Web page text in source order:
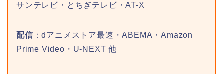
サンテレビ・とちぎテレビ・AT-X
配信 ：dアニメストア最速・ABEMA・Amazon
Prime Video・U-NEXT 他